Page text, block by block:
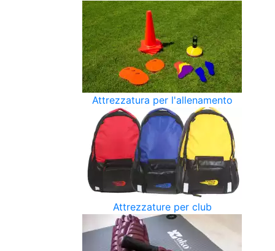
Attrezzatura per l'allenamento
Attrezzature per club